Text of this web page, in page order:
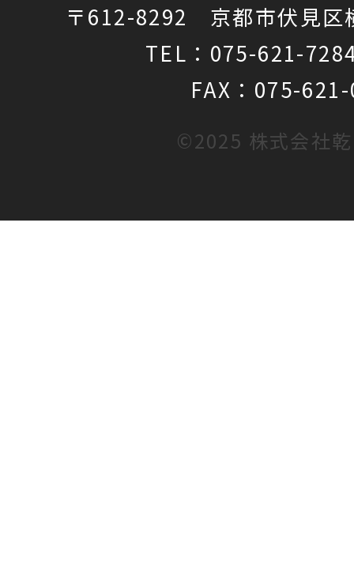
〒612-8292 京都市伏見区
TEL：075-621-
FAX：075-
©2025 株式会社